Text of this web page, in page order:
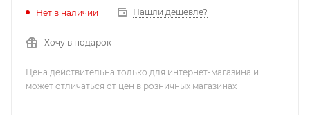
Нет в наличии Нашли дешевле?
Хочу в подарок
Цена действительна только для интернет-магазина и
может отличаться от цен в розничных магазинах